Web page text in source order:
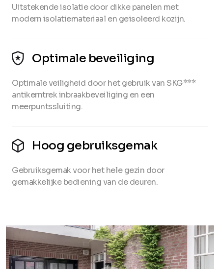
Uitstekende isolatie door dikke panelen met
modern isolatiemateriaal en geïsoleerd kozijn.
Optimale beveiliging
Optimale veiligheid door het gebruik van SKG***
antikerntrek inbraakbeveiliging en een
meerpuntssluiting.
Hoog gebruiksgemak
Gebruiksgemak voor het hele gezin door
gemakkelijke bediening van de deuren.